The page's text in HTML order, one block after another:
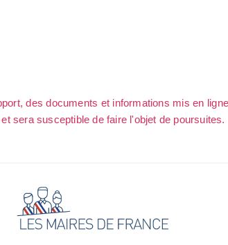
des documents et informations mis en
sera susceptible de faire l'objet de poursuites.